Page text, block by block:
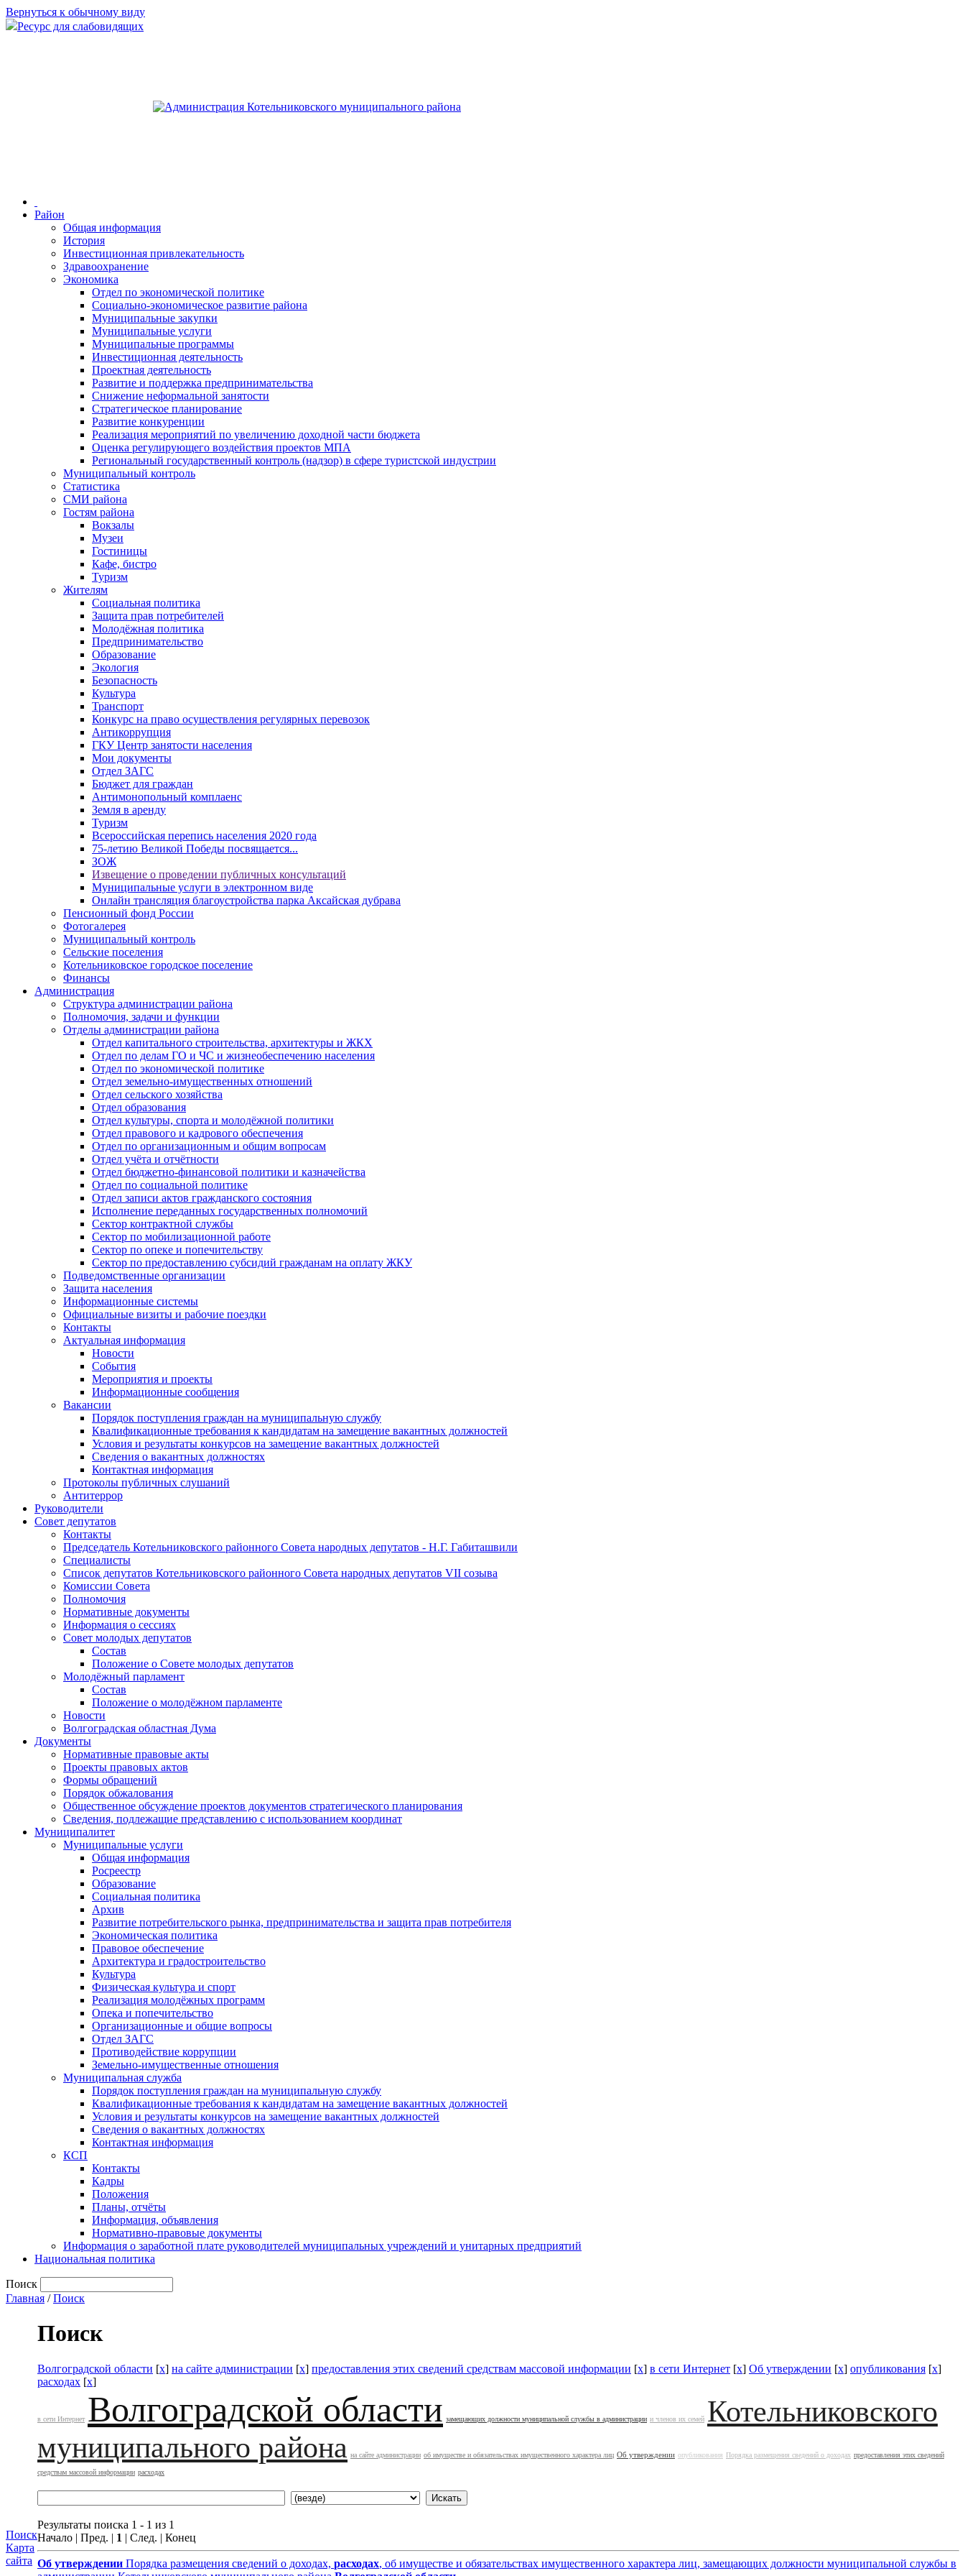
Вернуться к обычному виду
Ресурс для слабовидящих
Район
Общая информация
История
Инвестиционная привлекательность
Здравоохранение
Экономика
Отдел по экономической политике
Социально-экономическое развитие района
Муниципальные закупки
Муниципальные услуги
Муниципальные программы
Инвестиционная деятельность
Проектная деятельность
Развитие и поддержка предпринимательства
Снижение неформальной занятости
Стратегическое планирование
Развитие конкуренции
Реализация мероприятий по увеличению доходной части бюджета
Оценка регулирующего воздействия проектов МПА
Региональный государственный контроль (надзор) в сфере туристской индустрии
Муниципальный контроль
Статистика
СМИ района
Гостям района
Вокзалы
Музеи
Гостиницы
Кафе, бистро
Туризм
Жителям
Социальная политика
Защита прав потребителей
Молодёжная политика
Предпринимательство
Образование
Экология
Безопасность
Культура
Транспорт
Конкурс на право осуществления регулярных перевозок
Антикоррупция
ГКУ Центр занятости населения
Мои документы
Отдел ЗАГС
Бюджет для граждан
Антимонопольный комплаенс
Земля в аренду
Туризм
Всероссийская перепись населения 2020 года
75-летию Великой Победы посвящается...
ЗОЖ
Извещение о проведении публичных консультаций
Муниципальные услуги в электронном виде
Онлайн трансляция благоустройства парка Аксайская дубрава
Пенсионный фонд России
Фотогалерея
Муниципальный контроль
Сельские поселения
Котельниковское городское поселение
Финансы
Администрация
Структура администрации района
Полномочия, задачи и функции
Отделы администрации района
Отдел капитального строительства, архитектуры и ЖКХ
Отдел по делам ГО и ЧС и жизнеобеспечению населения
Отдел по экономической политике
Отдел земельно-имущественных отношений
Отдел сельского хозяйства
Отдел образования
Отдел культуры, спорта и молодёжной политики
Отдел правового и кадрового обеспечения
Отдел по организационным и общим вопросам
Отдел учёта и отчётности
Отдел бюджетно-финансовой политики и казначейства
Отдел по социальной политике
Отдел записи актов гражданского состояния
Исполнение переданных государственных полномочий
Сектор контрактной службы
Сектор по мобилизационной работе
Сектор по опеке и попечительству
Сектор по предоставлению субсидий гражданам на оплату ЖКУ
Подведомственные организации
Защита населения
Информационные системы
Официальные визиты и рабочие поездки
Контакты
Актуальная информация
Новости
События
Мероприятия и проекты
Информационные сообщения
Вакансии
Порядок поступления граждан на муниципальную службу
Квалификационные требования к кандидатам на замещение вакантных должностей
Условия и результаты конкурсов на замещение вакантных должностей
Сведения о вакантных должностях
Контактная информация
Протоколы публичных слушаний
Антитеррор
Руководители
Совет депутатов
Контакты
Председатель Котельниковского районного Совета народных депутатов - Н.Г. Габиташвили
Специалисты
Список депутатов Котельниковского районного Совета народных депутатов VII созыва
Комиссии Совета
Полномочия
Нормативные документы
Информация о сессиях
Совет молодых депутатов
Состав
Положение о Совете молодых депутатов
Молодёжный парламент
Состав
Положение о молодёжном парламенте
Новости
Волгоградская областная Дума
Документы
Нормативные правовые акты
Проекты правовых актов
Формы обращений
Порядок обжалования
Общественное обсуждение проектов документов стратегического планирования
Сведения, подлежащие представлению с использованием координат
Муниципалитет
Муниципальные услуги
Общая информация
Росреестр
Образование
Социальная политика
Архив
Развитие потребительского рынка, предпринимательства и защита прав потребителя
Экономическая политика
Правовое обеспечение
Архитектура и градостроительство
Культура
Физическая культура и спорт
Реализация молодёжных программ
Опека и попечительство
Организационные и общие вопросы
Отдел ЗАГС
Противодействие коррупции
Земельно-имущественные отношения
Муниципальная служба
Порядок поступления граждан на муниципальную службу
Квалификационные требования к кандидатам на замещение вакантных должностей
Условия и результаты конкурсов на замещение вакантных должностей
Сведения о вакантных должностях
Контактная информация
КСП
Контакты
Кадры
Положения
Планы, отчёты
Информация, объявления
Нормативно-правовые документы
Информация о заработной плате руководителей муниципальных учреждений и унитарных предприятий
Национальная политика
Поиск
Главная /Поиск
Поиск
Карта
сайта
Поиск
Волгоградской области [x] на сайте администрации [x] предоставления этих сведений средствам массовой информации [x] в сети Интернет [x] Об утверждении [x] опубликования [x]
расходах [x]
в сети Интернет Волгоградской области замещающих должности муниципальной службы в администрации и членов их семей Котельниковского
муниципального района на сайте администрации об имуществе и обязательствах имущественного характера лиц Об утверждении опубликования Порядка размещения сведений о доходах предоставления этих сведений
средствам массовой информации расходах
Результаты поиска 1 - 1 из 1
Начало | Пред. | 1 | След. | Конец
Об утверждении Порядка размещения сведений о доходах, расходах, об имуществе и обязательствах имущественного характера лиц, замещающих должности муниципальной службы в